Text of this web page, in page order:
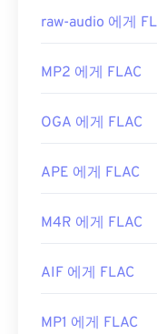
raw-audio 에게
MP2 에게 FLAC
OGA 에게 FLAC
APE 에게 FLAC
M4R 에게 FLAC
AIF 에게 FLAC
MP1 에게 FLAC